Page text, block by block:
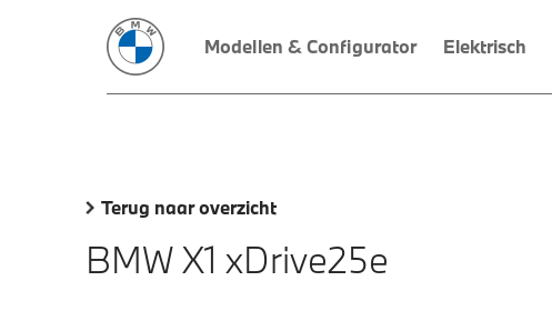
Modellen & Configurator Elektrisch
Terug naar overzicht
BMW X1 xDrive25e